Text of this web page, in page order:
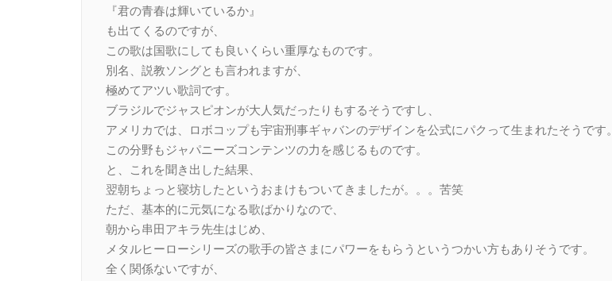
『君の青春は輝いているか』
も出てくるのですが、
この歌は国歌にしても良いくらい重厚なものです。
別名、説教ソングとも言われますが、
極めてアツい歌詞です。
ブラジルでジャスピオンが大人気だったりもするそうですし、
アメリカでは、ロボコップも宇宙刑事ギャバンのデザインを公式にパクって生まれたそうです。
この分野もジャパニーズコンテンツの力を感じるものです。
と、これを聞き出した結果、
翌朝ちょっと寝坊したというおまけもついてきましたが。。。苦笑
ただ、基本的に元気になる歌ばかりなので、
朝から串田アキラ先生はじめ、
メタルヒーローシリーズの歌手の皆さまにパワーをもらうというつかい方もありそうです。
全く関係ないですが、